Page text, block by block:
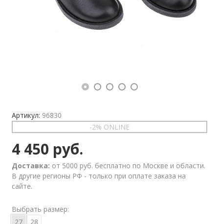
Артикул: 96830
-2% ONLINE
4 450 руб.
Доставка: от 5000 руб. бесплатно по Москве и области.
В другие регионы РФ - только при оплате заказа на
сайте.
Выбрать размер:
27
28